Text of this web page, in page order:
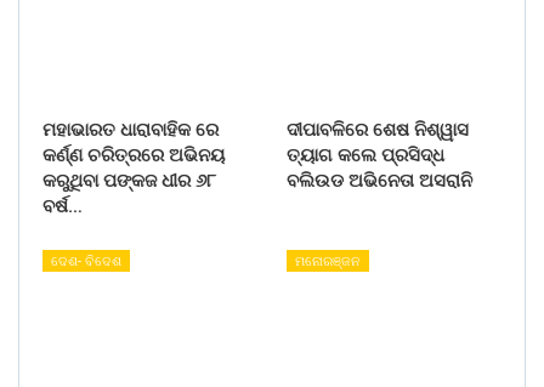
ମହାଭାରତ ଧାରାବାହିକ ରେ
କର୍ଣ୍ଣ ଚରିତ୍ରରେ ଅଭିନୟ
କରୁଥିବା ପଙ୍କଜ ଧୀର ୬୮
ବର୍ଷ…
ଦୀପାବଳିରେ ଶେଷ ନିଶ୍ୱାସ
ତ୍ୟାଗ କଲେ ପ୍ରସିଦ୍ଧ
ବଲିଉଡ ଅଭିନେତା ଅସରାନି
ଦେଶ- ବିଦେଶ ମନୋରଞ୍ଜନ